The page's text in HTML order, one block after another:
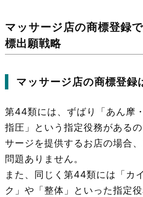
マッサージ店の商標登録
標出願戦略
マッサージ店の商標登録
第44類には、ずばり「あん摩
指圧」という指定役務がある
サージを提供するお店の場合
問題ありません。
また、同じく第44類には「カ
ク」や「整体」といった指定役